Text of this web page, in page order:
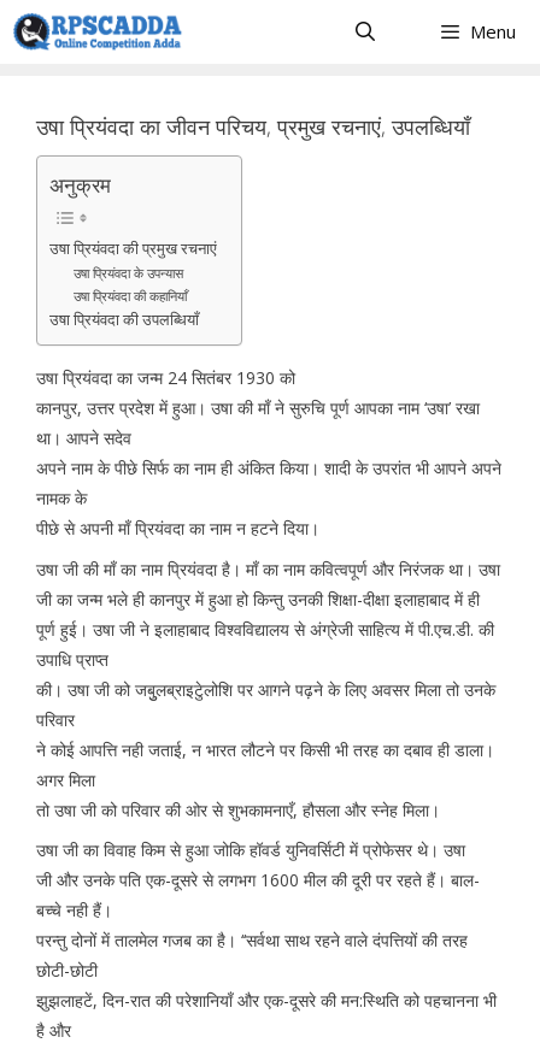
Skip
to
Menu
उषा प्रियंवदा का जीवन परिचय, प्रमुख रचनाएं, उपलब्धियाँ
अनुक्रम
उषा प्रियंवदा की प्रमुख रचनाएं
उषा प्रियंवदा के उपन्यास
उषा प्रियंवदा की कहानियाँ
उषा प्रियंवदा की उपलब्धियाँ
उषा प्रियंवदा का जन्म 24 सितंबर 1930 को
कानपुर, उत्तर प्रदेश में हुआ। उषा की माँ ने सुरुचि पूर्ण आपका नाम ‘उषा’ रखा
था। आपने सदेव
अपने नाम के पीछे सिर्फ का नाम ही अंकित किया। शादी के उपरांत भी आपने अपने
नामक के
पीछे से अपनी माँ प्रियंवदा का नाम न हटने दिया।
उषा जी की माँ का नाम प्रियंवदा है। माँ का नाम कवित्वपूर्ण और निरंजक था। उषा
जी का जन्म भले ही कानपुर में हुआ हो किन्तु उनकी शिक्षा-दीक्षा इलाहाबाद में ही
पूर्ण हुई। उषा जी ने इलाहाबाद विश्वविद्यालय से अंग्रेजी साहित्य में पी.एच.डी. की
उपाधि प्राप्त
की। उषा जी को जबुुलब्राइटुेलोशि पर आगने पढ़ने के लिए अवसर मिला तो उनके
परिवार
ने कोई आपत्ति नही जताई, न भारत लौटने पर किसी भी तरह का दबाव ही डाला।
अगर मिला
तो उषा जी को परिवार की ओर से शुभकामनाएँ, हौसला और स्नेह मिला।
उषा जी का विवाह किम से हुआ जोकि हॉवर्ड युनिवर्सिटी में प्रोफेसर थे। उषा
जी और उनके पति एक-दूसरे से लगभग 1600 मील की दूरी पर रहते हैं। बाल-
बच्चे नही हैं।
परन्तु दोनों में तालमेल गजब का है। ‘‘सर्वथा साथ रहने वाले दंपत्तियों की तरह
छोटी-छोटी
झुझलाहटें, दिन-रात की परेशानियाँ और एक-दूसरे की मन:स्थिति को पहचानना भी
है और